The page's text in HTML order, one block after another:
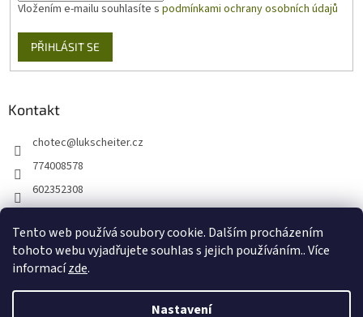
Tento web používá soubory cookie. Dalším procházením
tohoto webu vyjadřujete souhlas s jejich používáním.. Více
informacízde.
Nastavení
Vložením e-mailu souhlasíte s podmínkami ochrany osobních údajů
PŘIHLÁSIT SE
Kontakt
chotec@lukscheiter.cz
774008578
602352308
https://www.facebook.com/kytkychotec
+420774008578